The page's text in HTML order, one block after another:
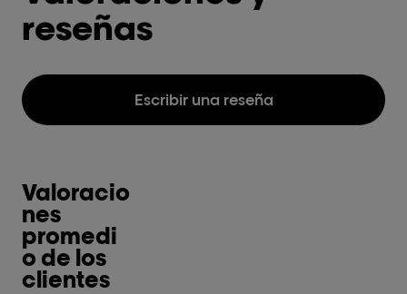
reseñas
Escribir una reseña
Valoracio
nes
promedi
o de los
clientes